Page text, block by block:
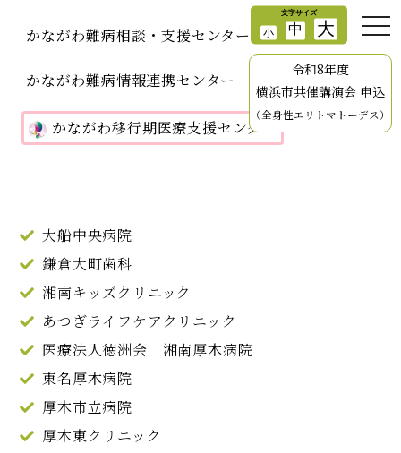
かながわ難病相談・支援センター
かながわ難病情報連携センター
かながわ移行期医療支援センター
令和8年度
横浜市共催講演会 申込
（全身性エリトマトーデス）
大船中央病院
鎌倉大町歯科
湘南キッズクリニック
あつぎライフケアクリニック
医療法人徳洲会 湘南厚木病院
東名厚木病院
厚木市立病院
厚木東クリニック